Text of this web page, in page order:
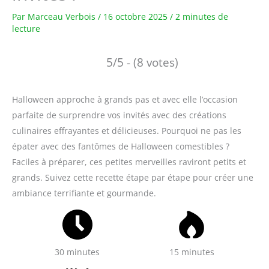
Par Marceau Verbois / 16 octobre 2025 / 2 minutes de
lecture
5/5 - (8 votes)
Halloween approche à grands pas et avec elle l’occasion
parfaite de surprendre vos invités avec des créations
culinaires effrayantes et délicieuses. Pourquoi ne pas les
épater avec des fantômes de Halloween comestibles ?
Faciles à préparer, ces petites merveilles raviront petits et
grands. Suivez cette recette étape par étape pour créer une
ambiance terrifiante et gourmande.
30 minutes 15 minutes